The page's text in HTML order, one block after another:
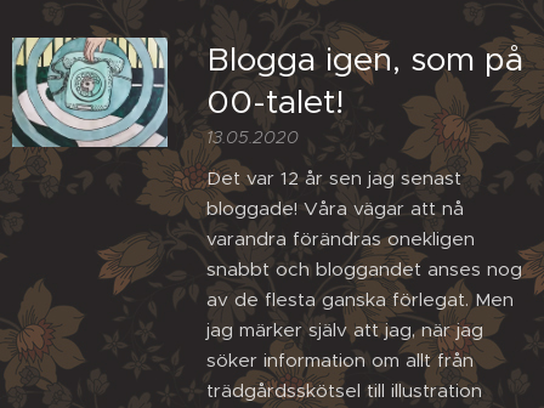
Blogga igen, som på
00-talet!
13.05.2020
Det var 12 år sen jag senast
bloggade! Våra vägar att nå
varandra förändras onekligen
snabbt och bloggandet anses nog
av de flesta ganska förlegat. Men
jag märker själv att jag, när jag
söker information om allt från
trädgårdsskötsel till illustration